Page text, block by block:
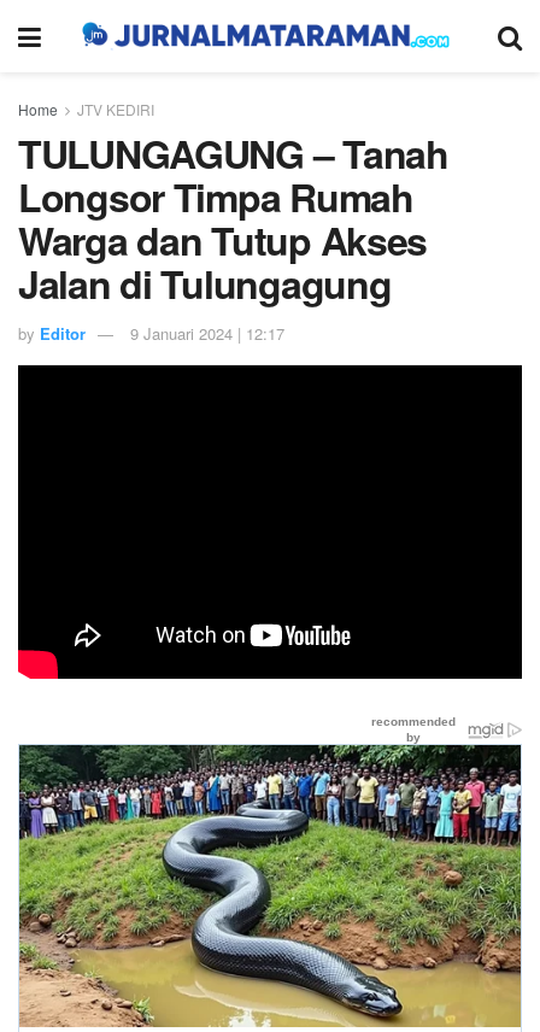
Home JTV KEDIRI
TULUNGAGUNG – Tanah
Longsor Timpa Rumah
Warga dan Tutup Akses
Jalan di Tulungagung
by Editor 9 Januari 2024 | 12:17